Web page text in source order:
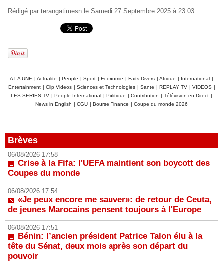
Rédigé par terangatimesn le Samedi 27 Septembre 2025 à 23:03
A LA UNE | Actualite | People | Sport | Economie | Faits-Divers | Afrique | International |
Entertainment | Clip Videos | Sciences et Technologies | Sante | REPLAY TV | VIDEOS |
LES SERIES TV | People International | Politique | Contribution | Télévision en Direct |
News in English | CGU | Bourse Finance | Coupe du monde 2026
Brèves
06/08/2026 17:58
Crise à la Fifa: l'UEFA maintient son boycott des
Coupes du monde
06/08/2026 17:54
«Je peux encore me sauver»: de retour de Ceuta,
de jeunes Marocains pensent toujours à l'Europe
06/08/2026 17:51
Bénin: l’ancien président Patrice Talon élu à la
tête du Sénat, deux mois après son départ du
pouvoir